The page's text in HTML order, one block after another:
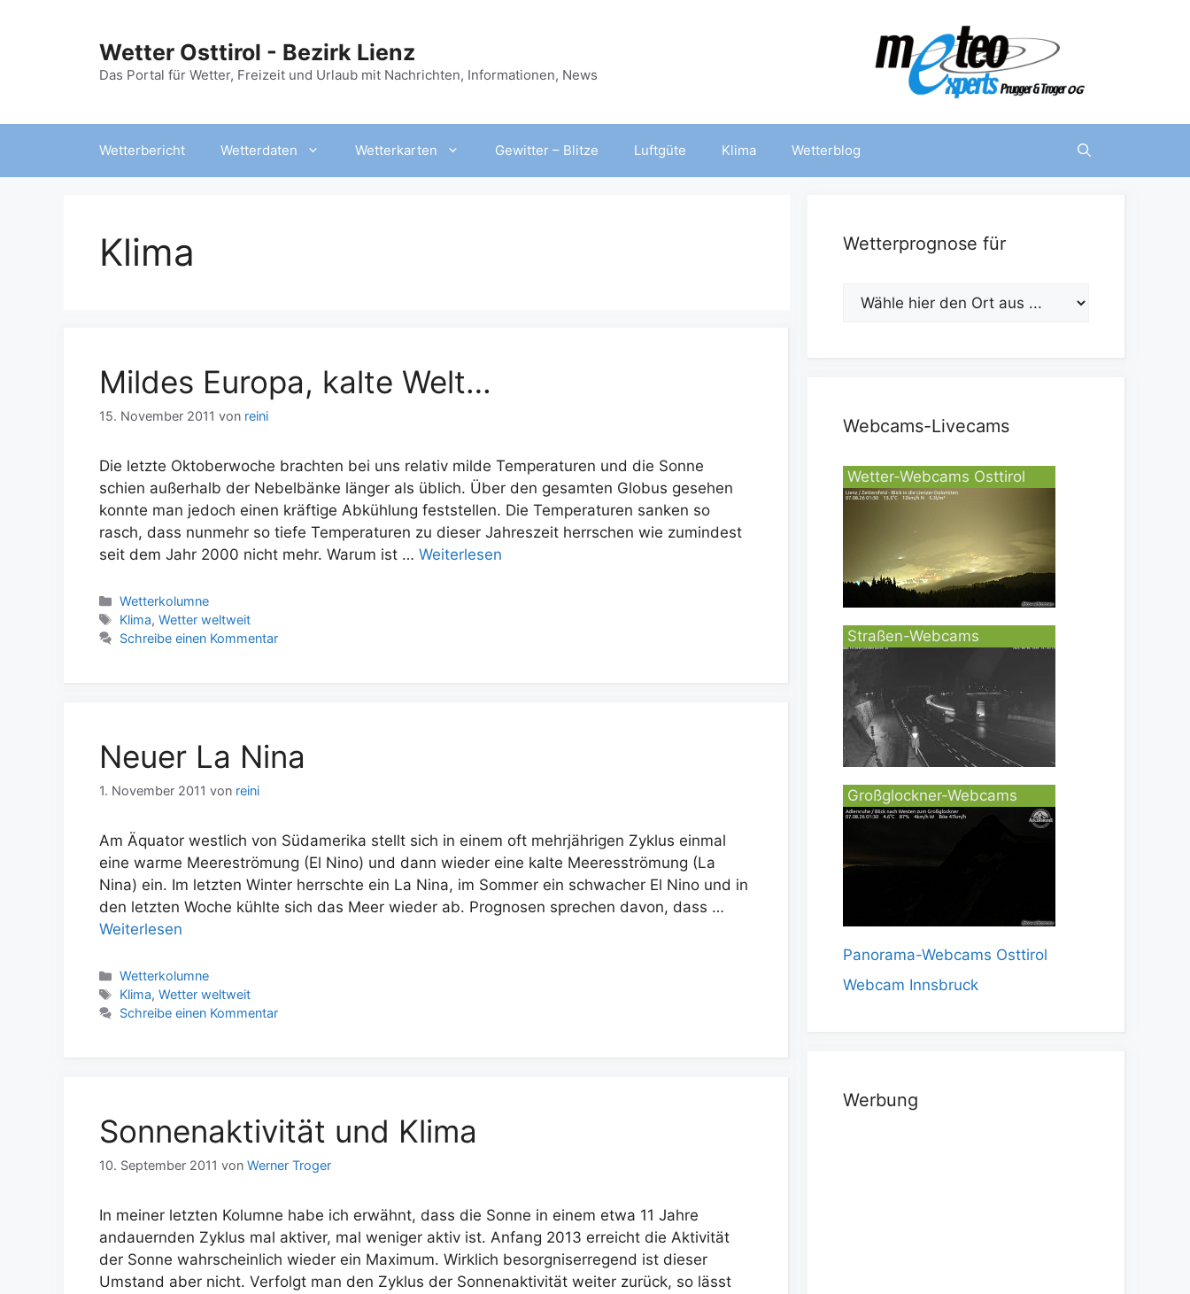
Wetter Osttirol - Bezirk Lienz
Das Portal für Wetter, Freizeit und Urlaub mit Nachrichten, Informationen, News
Wetterbericht Wetterdaten Wetterkarten Gewitter – Blitze Luftgüte Klima Wetterblog
Klima
Mildes Europa, kalte Welt…
15. November 2011 von reini
Die letzte Oktoberwoche brachten bei uns relativ milde Temperaturen und die Sonne
schien außerhalb der Nebelbänke länger als üblich. Über den gesamten Globus gesehen
konnte man jedoch einen kräftige Abkühlung feststellen. Die Temperaturen sanken so
rasch, dass nunmehr so tiefe Temperaturen zu dieser Jahreszeit herrschen wie zumindest
seit dem Jahr 2000 nicht mehr. Warum ist … Weiterlesen
Kategorien
Wetterkolumne
Schlagwörter
Klima,Wetter weltweit
Schreibe einen Kommentar
Neuer La Nina
1. November 2011 von reini
Am Äquator westlich von Südamerika stellt sich in einem oft mehrjährigen Zyklus einmal
eine warme Meereströmung (El Nino) und dann wieder eine kalte Meeresströmung (La
Nina) ein. Im letzten Winter herrschte ein La Nina, im Sommer ein schwacher El Nino und in
den letzten Woche kühlte sich das Meer wieder ab. Prognosen sprechen davon, dass …
Weiterlesen
Kategorien
Wetterkolumne
Schlagwörter
Klima,Wetter weltweit
Schreibe einen Kommentar
Sonnenaktivität und Klima
10. September 2011 von Werner Troger
In meiner letzten Kolumne habe ich erwähnt, dass die Sonne in einem etwa 11 Jahre
andauernden Zyklus mal aktiver, mal weniger aktiv ist. Anfang 2013 erreicht die Aktivität
der Sonne wahrscheinlich wieder ein Maximum. Wirklich besorgniserregend ist dieser
Umstand aber nicht. Verfolgt man den Zyklus der Sonnenaktivität weiter zurück, so lässt
Wetterprognose für
Webcams-Livecams
Wetter-Webcams Osttirol
Straßen-Webcams
Großglockner-Webcams
Panorama-Webcams Osttirol
Webcam Innsbruck
Werbung